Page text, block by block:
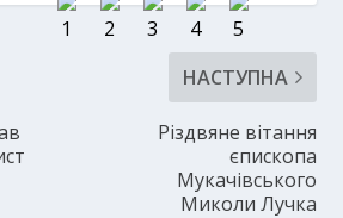
НАСТУПНА
Різдвяне вітання
єпископа
Мукачівського
Миколи Лучка